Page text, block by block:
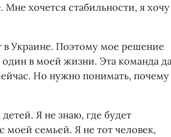
Мне хочется стабильности, я хочу
в Украине. Поэтому мое решение
в моей жизни. Эта команда
Но нужно понимать, почему
Я не знаю, где будет
моей семьей. Я не тот человек,